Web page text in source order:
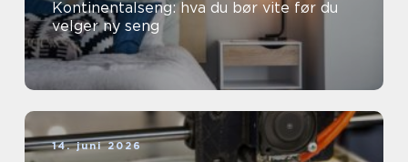
Kontinentalseng: hva du bør vite før du
velger ny seng
14. juni 2026